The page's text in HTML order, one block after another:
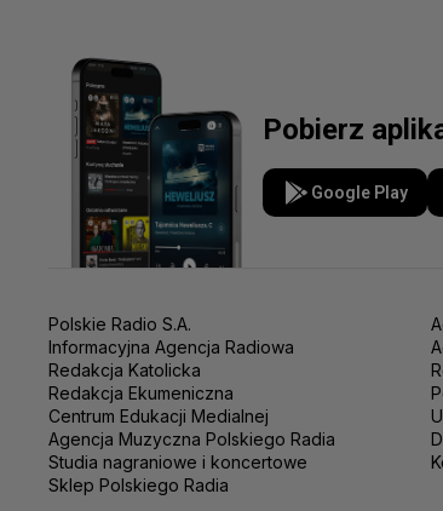
Pobierz
Google Play
Polskie Radio S.A.
Informacyjna Agencja Radiowa
Redakcja Katolicka
Redakcja Ekumeniczna
Centrum Edukacji Medialnej
Agencja Muzyczna Polskiego Radia
Studia nagraniowe i koncertowe
Sklep Polskiego Radia